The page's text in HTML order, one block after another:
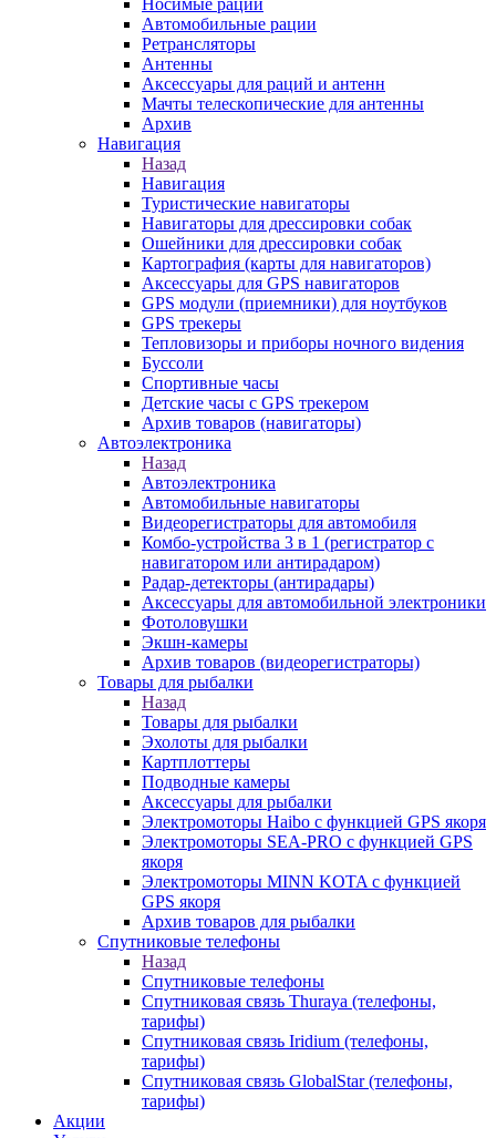
Носимые рации
Автомобильные рации
Ретрансляторы
Антенны
Аксессуары для раций и антенн
Мачты телескопические для антенны
Архив
Навигация
Назад
Навигация
Туристические навигаторы
Навигаторы для дрессировки собак
Ошейники для дрессировки собак
Картография (карты для навигаторов)
Аксессуары для GPS навигаторов
GPS модули (приемники) для ноутбуков
GPS трекеры
Тепловизоры и приборы ночного видения
Буссоли
Спортивные часы
Детские часы с GPS трекером
Архив товаров (навигаторы)
Автоэлектроника
Назад
Автоэлектроника
Автомобильные навигаторы
Видеорегистраторы для автомобиля
Комбо-устройства 3 в 1 (регистратор с
навигатором или антирадаром)
Радар-детекторы (антирадары)
Аксессуары для автомобильной электроники
Фотоловушки
Экшн-камеры
Архив товаров (видеорегистраторы)
Товары для рыбалки
Назад
Товары для рыбалки
Эхолоты для рыбалки
Картплоттеры
Подводные камеры
Аксессуары для рыбалки
Электромоторы Haibo с функцией GPS якоря
Электромоторы SEA-PRO с функцией GPS
якоря
Электромоторы MINN KOTA с функцией
GPS якоря
Архив товаров для рыбалки
Спутниковые телефоны
Назад
Спутниковые телефоны
Спутниковая связь Thuraya (телефоны,
тарифы)
Спутниковая связь Iridium (телефоны,
тарифы)
Спутниковая связь GlobalStar (телефоны,
тарифы)
Акции